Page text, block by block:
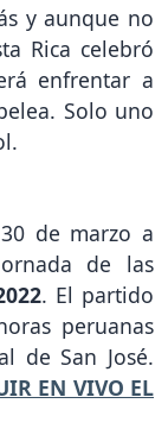
y aunque no
Rica celebró
enfrentar a
Solo uno
de marzo a
de las
. El partido
peruanas
de San José.
EN VIVO EL